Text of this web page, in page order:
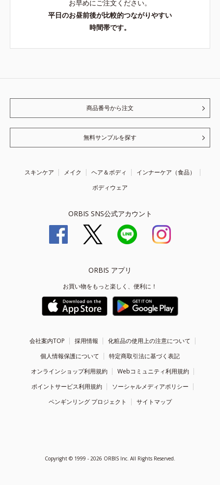
お早めにご注文ください。
平日のお昼前後が比較的つながりやすい
時間帯です。
商品番号から注文
無料サンプルを探す
スキンケア メイク ヘア＆ボディ
インナーケア（食品）
ボディウェア
ORBIS SNS公式アカウント
ORBIS アプリ
お買い物をもっと楽しく、便利に！
会社案内TOP 採用情報
化粧品の使用上の注意について
個人情報保護について
特定商取引法に基づく表記
オンラインショップ利用規約
Webコミュニティ利用規約
ポイントサービス利用規約
ソーシャルメディアポリシー
ペンギンリング プロジェクト
サイトマップ
Copyright © 1999 - 2026 ORBIS Inc. All Rights Reserved.